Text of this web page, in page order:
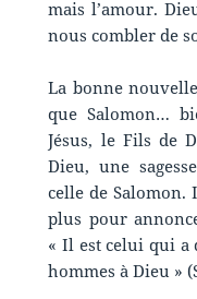
mais l’amour.
nous combler de
La bonne
que Salomon…
Jésus, le Fils de
Dieu, une
celle de Salomon.
plus pour
« Il est celui qui a
hommes à Dieu »